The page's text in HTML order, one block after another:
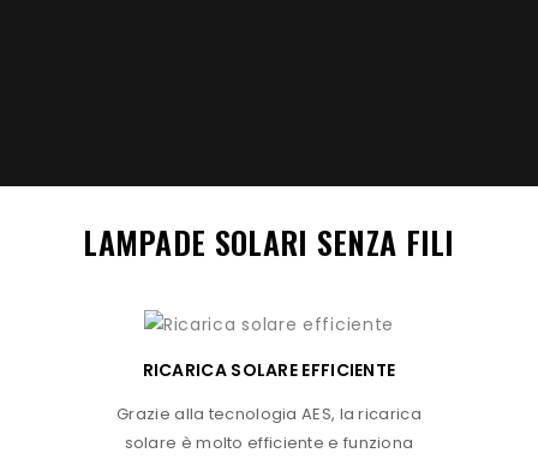
LAMPADE SOLARI SENZA FILI
RICARICA SOLARE EFFICIENTE
Grazie alla tecnologia AES, la ricarica
solare è molto efficiente e funziona